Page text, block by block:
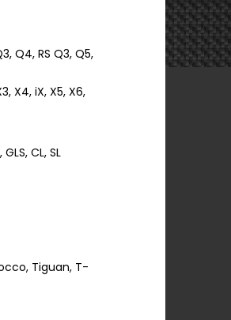
Q4, RS Q3, Q5,
X4, iX, X5, X6,
CL, SL
Tiguan, T-